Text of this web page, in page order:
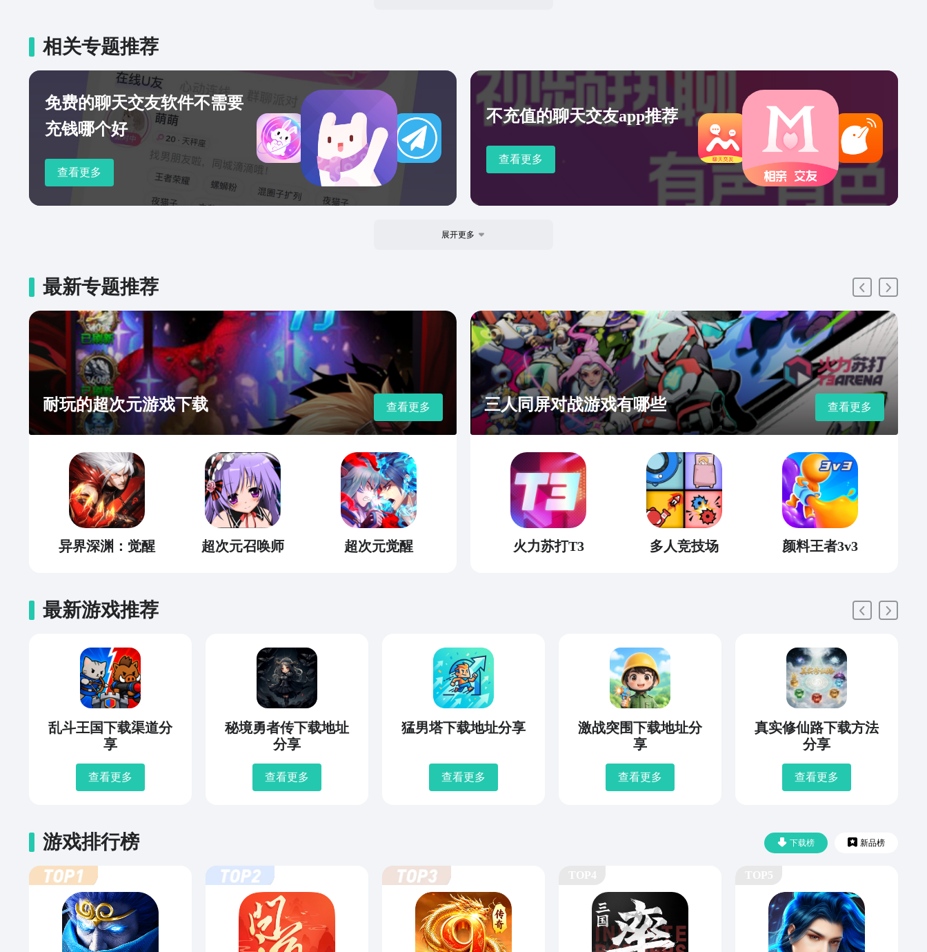
相关专题推荐
免费的聊天交友软件不需要
充钱哪个好
查看更多
不充值的聊天交友app推荐
查看更多
展开更多
最新专题推荐
耐玩的超次元游戏下载 查看更多
异界深渊：觉醒 超次元召唤师 超次元觉醒
三人同屏对战游戏有哪些 查看更多
火力苏打T3 多人竞技场 颜料王者3v3
最新游戏推荐
乱斗王国下载渠道分
享
查看更多
秘境勇者传下载地址
分享
查看更多
猛男塔下载地址分享
查看更多
激战突围下载地址分
享
查看更多
真实修仙路下载方法
分享
查看更多
下载榜 新品榜
游戏排行榜